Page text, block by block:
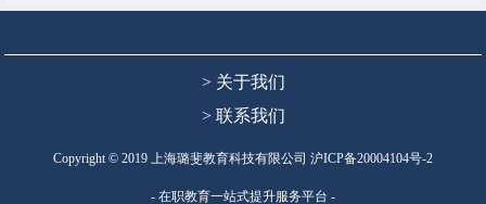
> 关于我们
> 联系我们
Copyright © 2019 上海璐斐教育科技有限公司 沪ICP备20004104号-2
- 在职教育一站式提升服务平台 -